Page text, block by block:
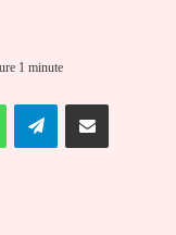
1 minute
WhatsAppTelegramPartager par email